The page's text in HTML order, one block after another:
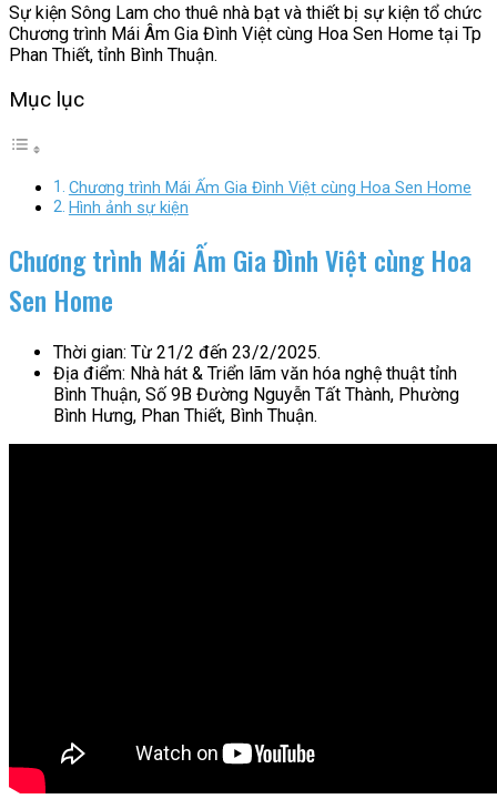
Sự kiện Sông Lam cho thuê nhà bạt và thiết bị sự kiện tổ chức
Chương trình Mái Âm Gia Đình Việt cùng Hoa Sen Home tại Tp
Phan Thiết, tỉnh Bình Thuận.
Mục lục
Chương trình Mái Ấm Gia Đình Việt cùng Hoa Sen Home
Hình ảnh sự kiện
Chương trình Mái Ấm Gia Đình Việt cùng Hoa
Sen Home
Thời gian: Từ 21/2 đến 23/2/2025.
Địa điểm: Nhà hát & Triển lãm văn hóa nghệ thuật tỉnh
Bình Thuận, Số 9B Đường Nguyễn Tất Thành, Phường
Bình Hưng, Phan Thiết, Bình Thuận.